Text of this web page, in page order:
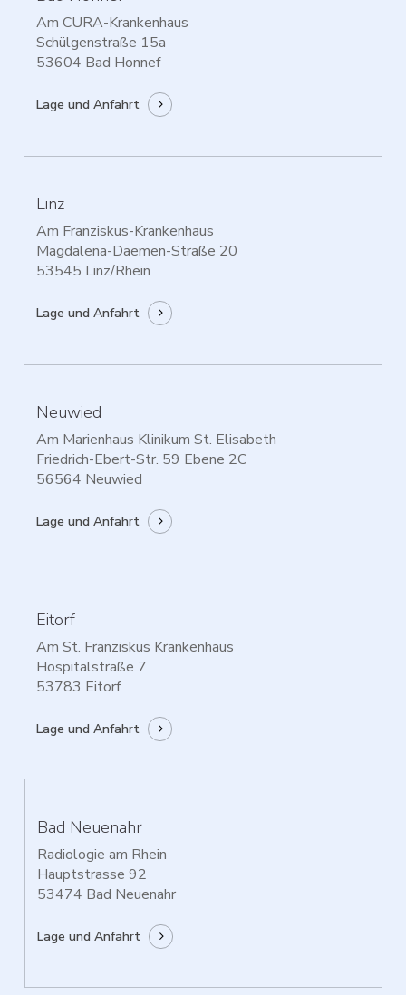
Am CURA-Krankenhaus
Schülgenstraße 15a
53604 Bad Honnef
Lage und Anfahrt
Linz
Am Franziskus-Krankenhaus
Magdalena-Daemen-Straße 20
53545 Linz/Rhein
Lage und Anfahrt
Neuwied
Am Marienhaus Klinikum St. Elisabeth
Friedrich-Ebert-Str. 59 Ebene 2C
56564 Neuwied
Lage und Anfahrt
Eitorf
Am St. Franziskus Krankenhaus
Hospitalstraße 7
53783 Eitorf
Lage und Anfahrt
Bad Neuenahr
Radiologie am Rhein
Hauptstrasse 92
53474 Bad Neuenahr
Lage und Anfahrt